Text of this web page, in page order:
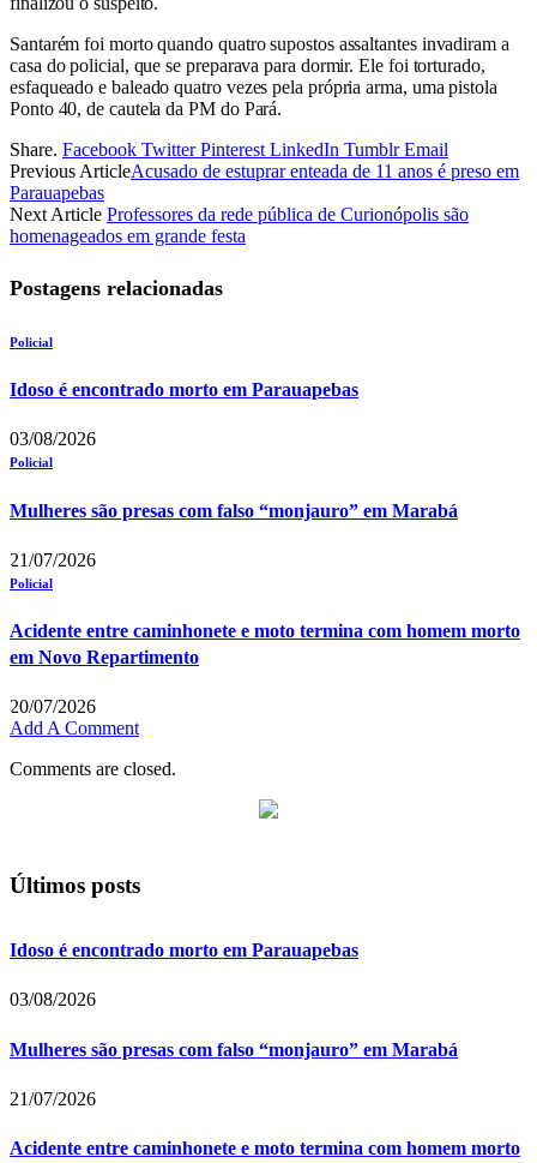
Santarém foi morto quando quatro supostos assaltantes invadiram a
casa do policial, que se preparava para dormir. Ele foi torturado,
esfaqueado e baleado quatro vezes pela própria arma, uma pistola
Ponto 40, de cautela da PM do Pará.
Share. Facebook Twitter Pinterest LinkedIn Tumblr Email
Previous ArticleAcusado de estuprar enteada de 11 anos é preso em
Parauapebas
Next Article Professores da rede pública de Curionópolis são
homenageados em grande festa
Postagens relacionadas
Policial
Idoso é encontrado morto em Parauapebas
03/08/2026
Policial
Mulheres são presas com falso “monjauro” em Marabá
21/07/2026
Policial
Acidente entre caminhonete e moto termina com homem morto
em Novo Repartimento
20/07/2026
Add A Comment
Comments are closed.
Últimos posts
Idoso é encontrado morto em Parauapebas
03/08/2026
Mulheres são presas com falso “monjauro” em Marabá
21/07/2026
Acidente entre caminhonete e moto termina com homem morto